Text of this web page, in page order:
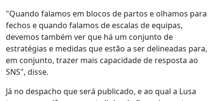
"Quando falamos em blocos de partos e olhamos para
fechos e quando falamos de escalas de equipas,
devemos também ver que há um conjunto de
estratégias e medidas que estão a ser delineadas para,
em conjunto, trazer mais capacidade de resposta ao
SNS", disse.
Já no despacho que será publicado, e ao qual a Lusa